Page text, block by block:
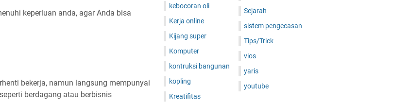
keperluan anda, agar Anda bisa
bekerja, namun langsung mempunyai
berdagang atau berbisnis
kebocoran oli
Kerja online
Kijang super
Komputer
kontruksi bangunan
kopling
Kreatifitas
Sejarah
sistem pengecasan
Tips/Trick
vios
yaris
youtube